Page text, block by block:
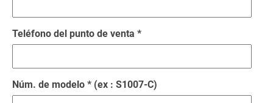
Teléfono del punto de venta *
Núm. de modelo * (ex : S1007-C)